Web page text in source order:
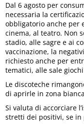
Dal 6 agosto per
necessaria la
obbligatorio anche per
cinema, al teatro. Non
stadio, alle sagre e ai
vaccinazione, la
richiesto anche per
tematici, alle sale
Le discoteche
di aprirle in zona
Si valuta di accorciare
stretti dei positivi, se in